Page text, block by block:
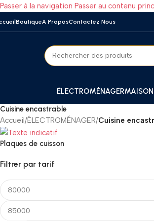
Passer à la navigation Passer au contenu
BoutiqueA ProposContactez Nous
ÉLECTROMÉNAGER
Cuisine encastrable
Accueil/ÉLECTROMÉNAGER/Cuisine
Plaques de cuisson
Filtrer par tarif